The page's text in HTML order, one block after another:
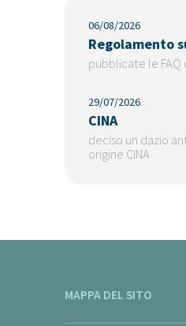
06/08/2026
Regolamento
pubblicate le FAQ
29/07/2026
CINA
deciso un dazio
origine CINA
MAPPA DEL SITO